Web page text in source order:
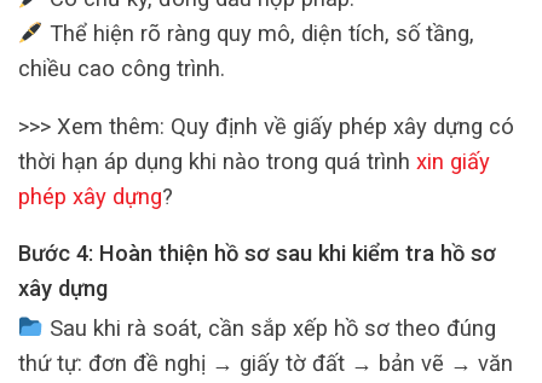
Thể hiện rõ ràng quy mô, diện tích, số tầng,
chiều cao công trình.
>>> Xem thêm: Quy định về giấy phép xây dựng có
thời hạn áp dụng khi nào trong quá trình xin giấy
phép xây dựng?
Bước 4: Hoàn thiện hồ sơ sau khi kiểm tra hồ sơ
xây dựng
Sau khi rà soát, cần sắp xếp hồ sơ theo đúng
thứ tự: đơn đề nghị → giấy tờ đất → bản vẽ → văn